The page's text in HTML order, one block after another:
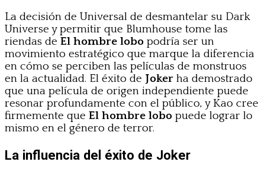
La decisión de Universal de desmantelar su Dark
Universe y permitir que Blumhouse tome las
riendas de El hombre lobo podría ser un
movimiento estratégico que marque la diferencia
en cómo se perciben las películas de monstruos
en la actualidad. El éxito de Joker ha demostrado
que una película de origen independiente puede
resonar profundamente con el público, y Kao cree
firmemente que El hombre lobo puede lograr lo
mismo en el género de terror.
La influencia del éxito de Joker